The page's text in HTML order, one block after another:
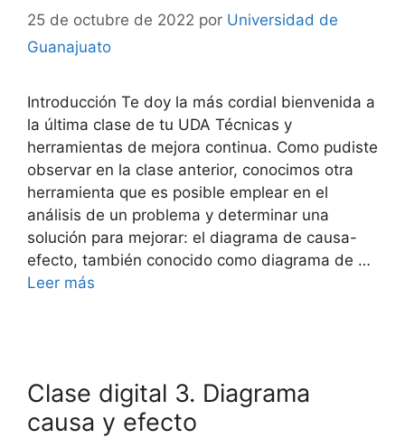
25 de octubre de 2022 por Universidad de
Guanajuato
Introducción Te doy la más cordial bienvenida a
la última clase de tu UDA Técnicas y
herramientas de mejora continua. Como pudiste
observar en la clase anterior, conocimos otra
herramienta que es posible emplear en el
análisis de un problema y determinar una
solución para mejorar: el diagrama de causa-
efecto, también conocido como diagrama de …
Leer más
Clase digital 3. Diagrama
causa y efecto